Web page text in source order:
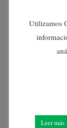
agosto 2024
mayo 2024
Utilizamos
Leer más